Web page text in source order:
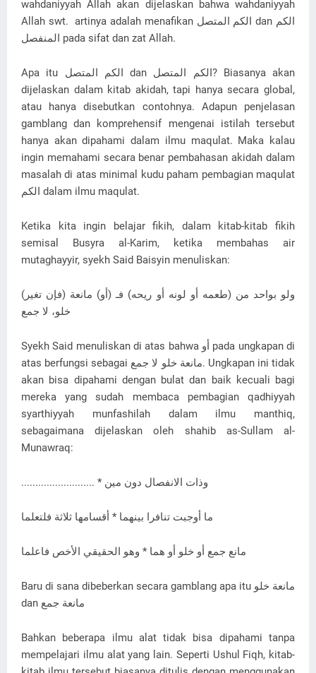
wahdaniyyah Allah akan dijelaskan bahwa wahdaniyyah
Allah swt. artinya adalah menafikan الكم المتصل dan الكم
المنفصل pada sifat dan zat Allah.
Apa itu الكم المتصل dan الكم المتصل? Biasanya akan
dijelaskan dalam kitab akidah, tapi hanya secara global,
atau hanya disebutkan contohnya. Adapun penjelasan
gamblang dan komprehensif mengenai istilah tersebut
hanya akan dipahami dalam ilmu maqulat. Maka kalau
ingin memahami secara benar pembahasan akidah dalam
masalah di atas minimal kudu paham pembagian maqulat
الكم dalam ilmu maqulat.
Ketika kita ingin belajar fikih, dalam kitab-kitab fikih
semisal Busyra al-Karim, ketika membahas air
mutaghayyir, syekh Said Baisyin menuliskan:
(ﻓﺈﻥ ﺗﻐﻴﺮ) ﻭﻟﻮ ﺑﻮاﺣﺪ ﻣﻦ (ﻃﻌﻤﻪ ﺃﻭ ﻟﻮﻧﻪ ﺃﻭ ﺭﻳﺤﻪ) ﻓـ (ﺃﻭ) ﻣﺎﻧﻌﺔ
ﺧﻠﻮ، ﻻ ﺟﻤﻊ
Syekh Said menuliskan di atas bahwa أو pada ungkapan di
atas berfungsi sebagai مانعة خلو لا جمع. Ungkapan ini tidak
akan bisa dipahami dengan bulat dan baik kecuali bagi
mereka yang sudah membaca pembagian qadhiyyah
syarthiyyah munfashilah dalam ilmu manthiq,
sebagaimana dijelaskan oleh shahib as-Sullam al-
Munawraq:
.......................... * وذات الانفصال دون مين
ما أوجبت تنافرا بينهما * أقسامها ثلاثة فلتعلما
مانع جمع أو خلو أو هما * وهو الحقيقي الأخص فاعلما
Baru di sana dibeberkan secara gamblang apa itu مانعة خلو
dan مانعة جمع
Bahkan beberapa ilmu alat tidak bisa dipahami tanpa
mempelajari ilmu alat yang lain. Seperti Ushul Fiqh, kitab-